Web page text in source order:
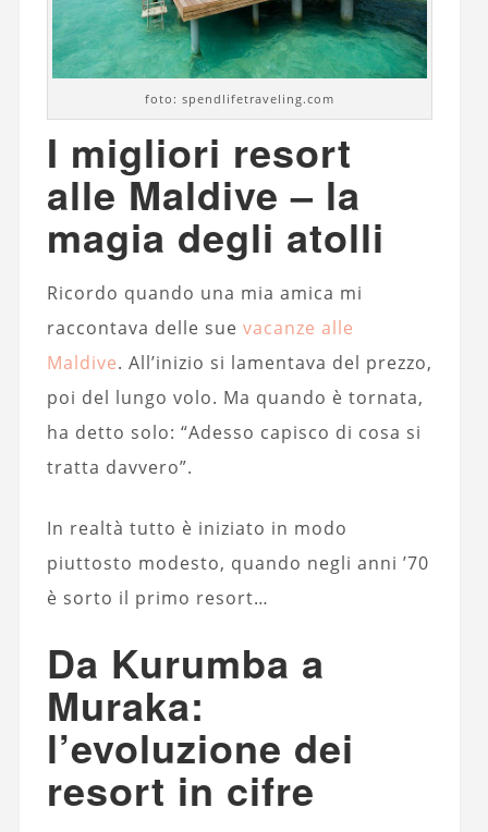
foto: spendlifetraveling.com
I migliori resort
alle Maldive – la
magia degli atolli
Ricordo quando una mia amica mi
raccontava delle sue vacanze alle
Maldive. All’inizio si lamentava del prezzo,
poi del lungo volo. Ma quando è tornata,
ha detto solo: “Adesso capisco di cosa si
tratta davvero”.
In realtà tutto è iniziato in modo
piuttosto modesto, quando negli anni ’70
è sorto il primo resort…
Da Kurumba a
Muraka:
l’evoluzione dei
resort in cifre